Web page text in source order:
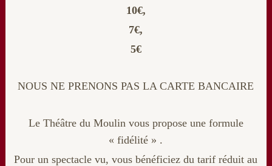
10€,
7€,
5€
NOUS NE PRENONS PAS LA CARTE BANCAIRE
Le Théâtre du Moulin vous propose une formule
« fidélité » .
Pour un spectacle vu, vous bénéficiez du tarif réduit au